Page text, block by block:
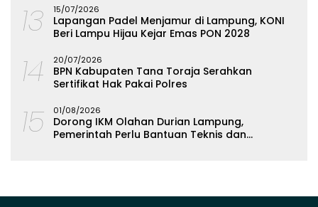
13 15/07/2026
Lapangan Padel Menjamur di Lampung, KONI
Beri Lampu Hijau Kejar Emas PON 2028
14 20/07/2026
BPN Kabupaten Tana Toraja Serahkan
Sertifikat Hak Pakai Polres
15 01/08/2026
Dorong IKM Olahan Durian Lampung,
Pemerintah Perlu Bantuan Teknis dan